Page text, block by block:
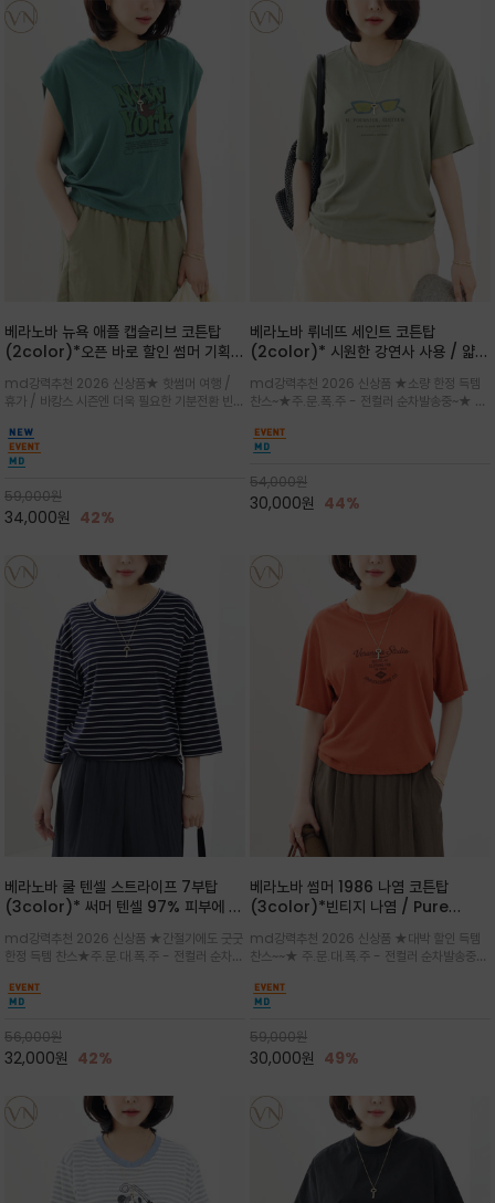
베라노바 뉴욕 애플 캡슬리브 코튼탑
(2color)*오픈 바로 할인 썸머 기획
★ 한정수량 제작 ★ 강연 코튼으로 빈
티지 프린트로 여름 하의와 모두 잘어울
리는 그래픽
md강력추천 2026 신상품★ 핫썸머 여행 /
휴가 / 바캉스 시즌엔 더욱 필요한 기분전환 빈티
부에 산뜻하게 닿는 프리미엄 /답답함 없는 라운
드 넥라인과 자연스럽게 어깨를 감싸는 캡슬리브
디자인이 팔 라인을 더욱 날씬
59,000원
34,000원 42%
베라노바 뤼네뜨 세인트 코튼탑
(2color)* 시원한 강연사 사용 / 얇고
피부에 잘 달라붙지 않아 통기성이 탁월
md강력추천 2026 신상품 ★소량 한정 득템
찬스~★주.문.폭.주 - 전컬러 순차발송중~★ 감
라인과 여유 있는 스탠다드 핏으로 부담 없이 착
용/과하지 않은 프린트 디테일이 룩에 세련된 위
트를 더해 데일리 룩에 포인트
54,000원
30,000원 44%
베라노바 쿨 텐셀 스트라이프 7부탑
(3color)* 써머 텐셀 97% 피부에 닿
소재
md강력추천 2026 신상품 ★간절기에도 굿굿
한정 득템 찬스★주.문.대.폭.주 - 전컬러 순차발
있는 드롭숄더와 7부 소매가 더해져 팔 라인을
자연스럽게 커버해주는 아이템/얇고 가벼운 터
치감으로 편안
56,000원
32,000원 42%
베라노바 썸머 1986 나염 코튼탑
(3color)*빈티지 나염 / Pure
어도 룩에 감도가 살아나는 베라노바 스
튜디오 티셔츠
md강력추천 2026 신상품 ★대박 할인 득템
찬스~~★ 주.문.대.폭.주 - 전컬러 순차발송중
유 있는 핏과 경쾌한 기장감이 자연스럽게 체형
을 커버/빈티지한 레터링 프린트가 은근한 포인
트가 되어 데님이나 린넨 팬츠와 감
59,000원
30,000원 49%